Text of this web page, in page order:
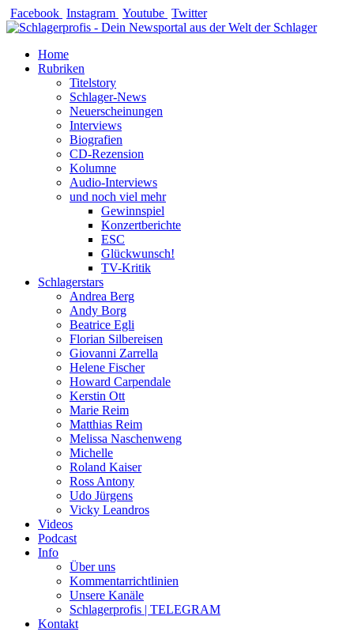
Zum
Inhalt
Facebook Instagram Youtube Twitter
Home
Rubriken
Titelstory
Schlager-News
Neuerscheinungen
Interviews
Biografien
CD-Rezension
Kolumne
Audio-Interviews
und noch viel mehr
Gewinnspiel
Konzertberichte
ESC
Glückwunsch!
TV-Kritik
Schlagerstars
Andrea Berg
Andy Borg
Beatrice Egli
Florian Silbereisen
Giovanni Zarrella
Helene Fischer
Howard Carpendale
Kerstin Ott
Marie Reim
Matthias Reim
Melissa Naschenweng
Michelle
Roland Kaiser
Ross Antony
Udo Jürgens
Vicky Leandros
Videos
Podcast
Info
Über uns
Kommentarrichtlinien
Unsere Kanäle
Schlagerprofis | TELEGRAM
Kontakt